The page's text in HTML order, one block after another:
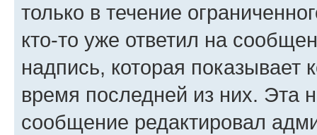
только в течение
кто-то уже ответил на
надпись, которая показывает
время последней из них. Эта
сообщение редактировал